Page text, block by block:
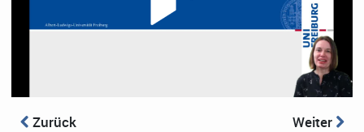
Zurück Weiter